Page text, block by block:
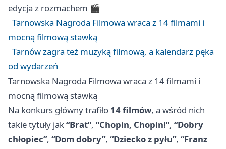
edycja z rozmachem 🎬
Tarnowska Nagroda Filmowa wraca z 14 filmami i
mocną filmową stawką
Tarnów zagra też muzyką filmową, a kalendarz pęka
od wydarzeń
Tarnowska Nagroda Filmowa wraca z 14 filmami i
mocną filmową stawką
Na konkurs główny trafiło 14 filmów, a wśród nich
takie tytuły jak“Brat”, “Chopin, Chopin!”, “Dobry
chłopiec”, “Dom dobry”, “Dziecko z pyłu”, “Franz